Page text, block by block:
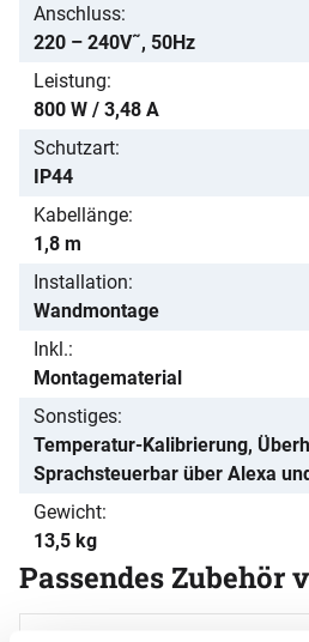
Anschluss
220 – 240V˜, 50Hz
Leistung
800 W / 3,48 A
Schutzart
IP44
Kabellänge
1,8 m
Installation
Wandmontage
Inkl.
Montagematerial
Sonstiges
Temperatur-Kalibrierung,
Sprachsteuerbar über Alexa
Gewicht
13,5 kg
Passendes Zubehör
Zubehör überspringen